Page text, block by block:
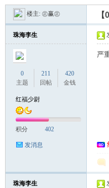
» ›
楼主: ㊣赢㊣
珠海李生
0
主题
211
回帖
420
金钱
红福少尉
积分 402
发消息
严
珠海李生